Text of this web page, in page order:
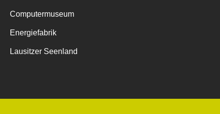
Computermuseum
Energiefabrik
Lausitzer Seenland